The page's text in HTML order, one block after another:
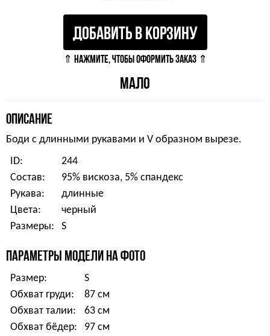
ДОБАВИТЬ В КОРЗИНУ
⇑ НАЖМИТЕ, ЧТОБЫ ОФОРМИТЬ ЗАКАЗ ⇑
МАЛО
ОПИСАНИЕ
Боди с длинными рукавами и V образном вырезе.
ID:
244
Состав:
95% вискоза, 5% спандекс
Рукава:
длинные
Цвета:
черный
Размеры:
S
ПАРАМЕТРЫ МОДЕЛИ НА ФОТО
Размер:
S
Обхват груди:
87 см
Обхват талии:
63 см
Обхват бёдер:
97 см